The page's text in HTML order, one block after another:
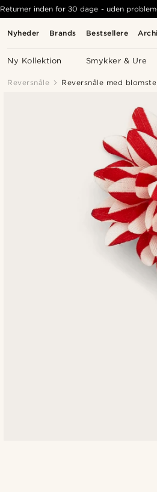
Nyheder Brands Bestsellere
Ny Kollektion Smykker & Ure
Returner inden for 30 dage - uden
Reversnåle Reversnåle med